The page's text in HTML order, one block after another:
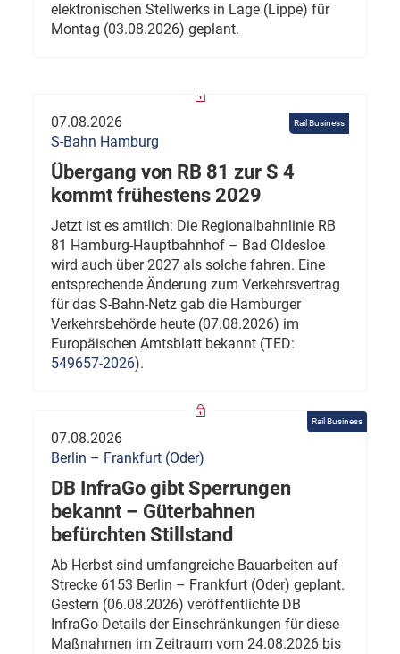
elektronischen Stellwerks in Lage (Lippe) für
Montag (03.08.2026) geplant.
Rail Business
07.08.2026
S-Bahn Hamburg
Übergang von RB 81 zur S 4
kommt frühestens 2029
Jetzt ist es amtlich: Die Regionalbahnlinie RB
81 Hamburg-Hauptbahnhof – Bad Oldesloe
wird auch über 2027 als solche fahren. Eine
entsprechende Änderung zum Verkehrsvertrag
für das S-Bahn-Netz gab die Hamburger
Verkehrsbehörde heute (07.08.2026) im
Europäischen Amtsblatt bekannt (TED:
549657-2026).
Rail Business
07.08.2026
Berlin – Frankfurt (Oder)
DB InfraGo gibt Sperrungen
bekannt – Güterbahnen
befürchten Stillstand
Ab Herbst sind umfangreiche Bauarbeiten auf
Strecke 6153 Berlin – Frankfurt (Oder) geplant.
Gestern (06.08.2026) veröffentlichte DB
InfraGo Details der Einschränkungen für diese
Maßnahmen im Zeitraum vom 24.08.2026 bis